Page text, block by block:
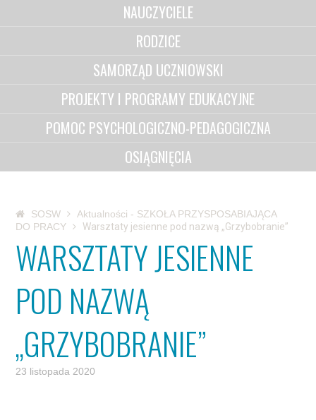
NAUCZYCIELE
RODZICE
SAMORZĄD UCZNIOWSKI
PROJEKTY I PROGRAMY EDUKACYJNE
POMOC PSYCHOLOGICZNO-PEDAGOGICZNA
OSIĄGNIĘCIA
SOSW
Aktualności - SZKOŁA PRZYSPOSABIAJĄCA
DO PRACY
Warsztaty jesienne pod nazwą „Grzybobranie”
WARSZTATY JESIENNE
POD NAZWĄ
„GRZYBOBRANIE”
23 listopada 2020